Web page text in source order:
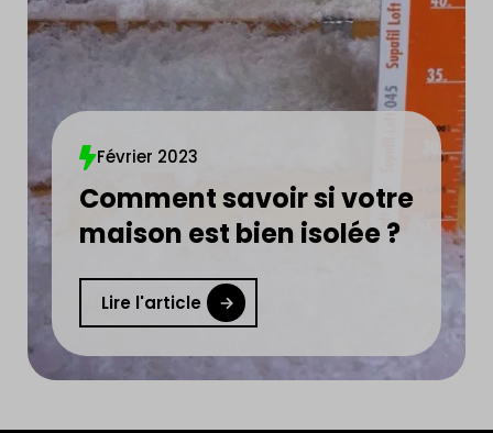
Février 2023
Comment savoir si votre
maison est bien isolée ?
Lire l'article